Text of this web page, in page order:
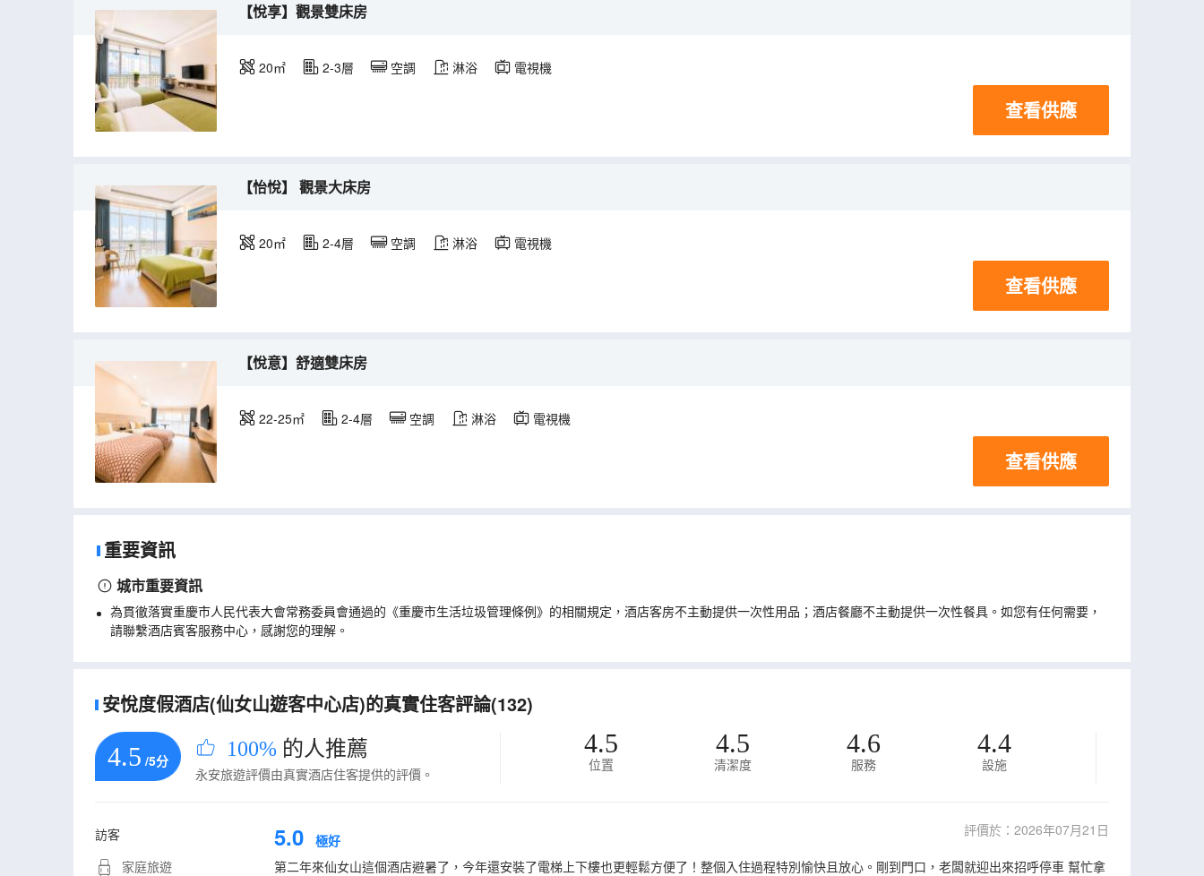
【悅享】觀景雙床房
20㎡ 2-3層 空調 淋浴 電視機
查看供應
【怡悅】 觀景大床房
20㎡ 2-4層 空調 淋浴 電視機
查看供應
【悅意】舒適雙床房
22-25㎡ 2-4層 空調 淋浴 電視機
查看供應
重要資訊
城市重要資訊
為貫徹落實重慶市人民代表大會常務委員會通過的《重慶市生活垃圾管理條例》的相關規定，酒店客房不主動提供一次性用品；酒店餐廳不主動提供一次性餐具。如您有任何需要，
請聯繫酒店賓客服務中心，感謝您的理解。
安悅度假酒店(仙女山遊客中心店)的真實住客評論(132)
4.5 /5分 100% 的人推薦
永安旅遊評價由真實酒店住客提供的評價。
4.5
位置
4.5
清潔度
4.6
服務
4.4
設施
訪客
家庭旅遊
5.0 極好
評價於：2026年07月21日
第二年來仙女山這個酒店避暑了，今年還安裝了電梯上下樓也更輕鬆方便了！整個入住過程特別愉快且放心。剛到門口，老闆就迎出來招呼停車 幫忙拿